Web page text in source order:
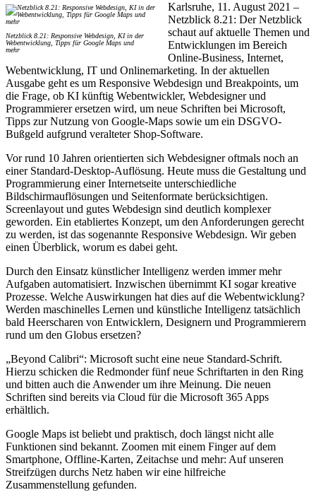
Netzblick 8.21: Responsive Webdesign, KI in der
Webentwicklung, Tipps für Google Maps und
mehr
Karlsruhe, 11. August 2021 –
Netzblick 8.21: Der Netzblick
schaut auf aktuelle Themen und
Entwicklungen im Bereich
Online-Business, Internet,
Webentwicklung, IT und Onlinemarketing. In der aktuellen
Ausgabe geht es um Responsive Webdesign und Breakpoints, um
die Frage, ob KI künftig Webentwickler, Webdesigner und
Programmierer ersetzen wird, um neue Schriften bei Microsoft,
Tipps zur Nutzung von Google-Maps sowie um ein DSGVO-
Bußgeld aufgrund veralteter Shop-Software.
Vor rund 10 Jahren orientierten sich Webdesigner oftmals noch an
einer Standard-Desktop-Auflösung. Heute muss die Gestaltung und
Programmierung einer Internetseite unterschiedliche
Bildschirmauflösungen und Seitenformate berücksichtigen.
Screenlayout und gutes Webdesign sind deutlich komplexer
geworden. Ein etabliertes Konzept, um den Anforderungen gerecht
zu werden, ist das sogenannte Responsive Webdesign. Wir geben
einen Überblick, worum es dabei geht.
Durch den Einsatz künstlicher Intelligenz werden immer mehr
Aufgaben automatisiert. Inzwischen übernimmt KI sogar kreative
Prozesse. Welche Auswirkungen hat dies auf die Webentwicklung?
Werden maschinelles Lernen und künstliche Intelligenz tatsächlich
bald Heerscharen von Entwicklern, Designern und Programmierern
rund um den Globus ersetzen?
„Beyond Calibri“: Microsoft sucht eine neue Standard-Schrift.
Hierzu schicken die Redmonder fünf neue Schriftarten in den Ring
und bitten auch die Anwender um ihre Meinung. Die neuen
Schriften sind bereits via Cloud für die Microsoft 365 Apps
erhältlich.
Google Maps ist beliebt und praktisch, doch längst nicht alle
Funktionen sind bekannt. Zoomen mit einem Finger auf dem
Smartphone, Offline-Karten, Zeitachse und mehr: Auf unseren
Streifzügen durchs Netz haben wir eine hilfreiche
Zusammenstellung gefunden.